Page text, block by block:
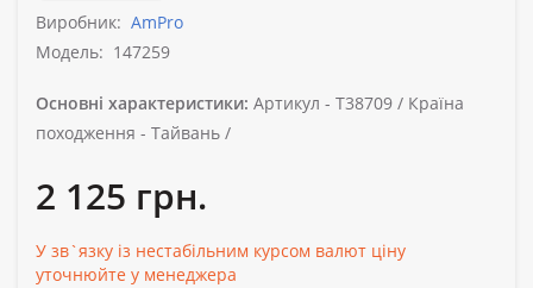
Виробник: AmPro
Модель: 147259
Основні характеристики: Артикул - T38709 / Країна
походження - Тайвань /
2 125 грн.
У зв`язку із нестабільним курсом валют ціну
уточнюйте у менеджера